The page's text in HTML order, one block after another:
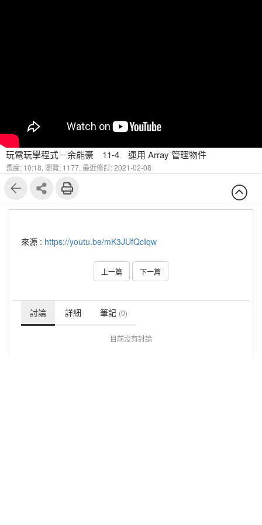
玩電玩學程式－余能豪 11-4 運用 Array 管理物件
長度: 10:18, 瀏覽: 1177, 最近修訂: 2021-02-08
來源 : https://youtu.be/mK3JUfQcIqw
上一篇 下一篇
討論 詳細 筆記 (0)
目前沒有討論